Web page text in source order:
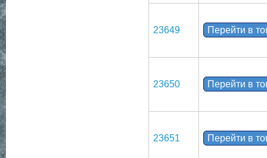
23649 Перейти в
23650 Перейти в
23651 Перейти в